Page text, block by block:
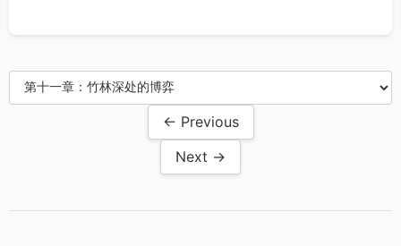
← Previous
Next →